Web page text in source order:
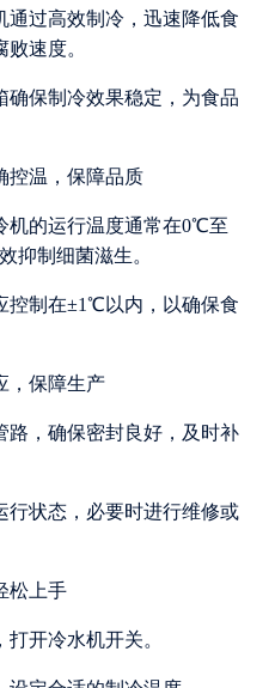
通过高效制冷，迅速降低食
速度。
确保制冷效果稳定，为食品
控温，保障品质
机的运行温度通常在0℃至
抑制细菌滋生。
控制在±1℃以内，以确保食
，保障生产
路，确保密封良好，及时补
行状态，必要时进行维修或
松上手
开冷水机开关。